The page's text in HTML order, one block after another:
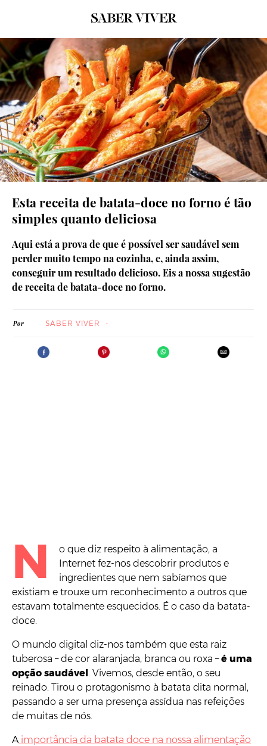
© GETTY IMAGES
Esta receita de batata-doce no forno é tão
simples quanto deliciosa
Aqui está a prova de que é possível ser saudável sem
perder muito tempo na cozinha, e, ainda assim,
conseguir um resultado delicioso. Eis a nossa sugestão
de receita de batata-doce no forno.
Por SABER VIVER
N
o que diz respeito à alimentação, a
Internet fez-nos descobrir produtos e
ingredientes que nem sabíamos que
existiam e trouxe um reconhecimento a outros que
estavam totalmente esquecidos. É o caso da batata-
doce.
O mundo digital diz-nos também que esta raiz
tuberosa – de cor alaranjada, branca ou roxa –é uma
opção saudável. Vivemos, desde então, o seu
reinado. Tirou o protagonismo à batata dita normal,
passando a ser uma presença assídua nas refeições
de muitas de nós.
Aimportância da batata doce na nossa alimentação